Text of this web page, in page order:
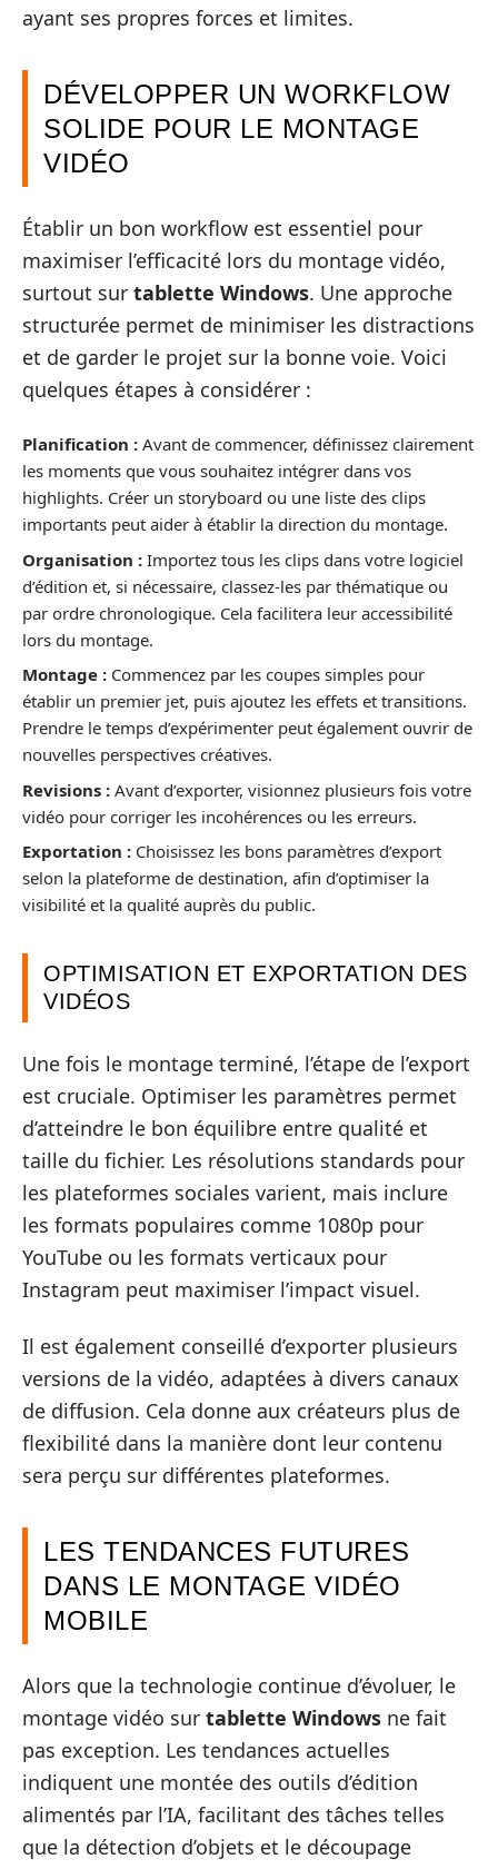
ayant ses propres forces et limites.
DÉVELOPPER UN WORKFLOW
SOLIDE POUR LE MONTAGE
VIDÉO
Établir un bon workflow est essentiel pour
maximiser l’efficacité lors du montage vidéo,
surtout sur tablette Windows. Une approche
structurée permet de minimiser les distractions
et de garder le projet sur la bonne voie. Voici
quelques étapes à considérer :
Planification : Avant de commencer, définissez clairement
les moments que vous souhaitez intégrer dans vos
highlights. Créer un storyboard ou une liste des clips
importants peut aider à établir la direction du montage.
Organisation : Importez tous les clips dans votre logiciel
d’édition et, si nécessaire, classez-les par thématique ou
par ordre chronologique. Cela facilitera leur accessibilité
lors du montage.
Montage : Commencez par les coupes simples pour
établir un premier jet, puis ajoutez les effets et transitions.
Prendre le temps d’expérimenter peut également ouvrir de
nouvelles perspectives créatives.
Revisions : Avant d’exporter, visionnez plusieurs fois votre
vidéo pour corriger les incohérences ou les erreurs.
Exportation : Choisissez les bons paramètres d’export
selon la plateforme de destination, afin d’optimiser la
visibilité et la qualité auprès du public.
OPTIMISATION ET EXPORTATION DES
VIDÉOS
Une fois le montage terminé, l’étape de l’export
est cruciale. Optimiser les paramètres permet
d’atteindre le bon équilibre entre qualité et
taille du fichier. Les résolutions standards pour
les plateformes sociales varient, mais inclure
les formats populaires comme 1080p pour
YouTube ou les formats verticaux pour
Instagram peut maximiser l’impact visuel.
Il est également conseillé d’exporter plusieurs
versions de la vidéo, adaptées à divers canaux
de diffusion. Cela donne aux créateurs plus de
flexibilité dans la manière dont leur contenu
sera perçu sur différentes plateformes.
LES TENDANCES FUTURES
DANS LE MONTAGE VIDÉO
MOBILE
Alors que la technologie continue d’évoluer, le
montage vidéo sur tablette Windows ne fait
pas exception. Les tendances actuelles
indiquent une montée des outils d’édition
alimentés par l’IA, facilitant des tâches telles
que la détection d’objets et le découpage